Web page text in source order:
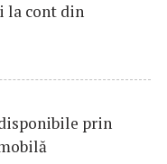
la cont din
prin